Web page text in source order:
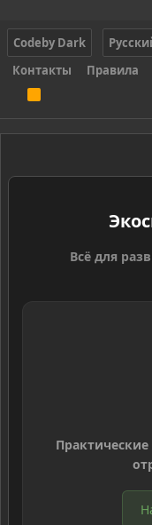
Codeby Dark
Контакты
Правила
S
Всё для